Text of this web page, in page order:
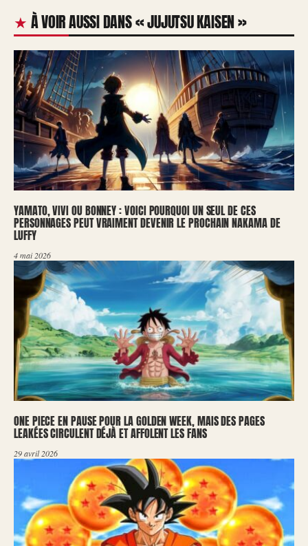
À VOIR AUSSI DANS « JUJUTSU KAISEN »
YAMATO, VIVI OU BONNEY : VOICI POURQUOI UN SEUL DE CES
PERSONNAGES PEUT VRAIMENT DEVENIR LE PROCHAIN NAKAMA DE
LUFFY
4 mai 2026
ONE PIECE EN PAUSE POUR LA GOLDEN WEEK, MAIS DES PAGES
LEAKÉES CIRCULENT DÉJÀ ET AFFOLENT LES FANS
29 avril 2026